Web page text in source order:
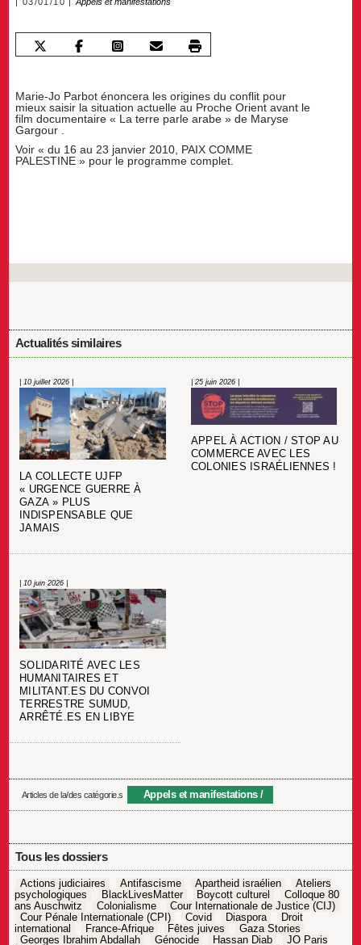
03/01/10 Appels et manifestations
Marie-Jo Parbot énoncera les origines du conflit pour
mieux saisir la situation actuelle au Proche Orient avant le
film documentaire « La terre parle arabe » de Maryse
Gargour .
Voir « du 16 au 23 janvier 2010, PAIX COMME
PALESTINE » pour le programme complet.
Actualités similaires
| 10 juillet 2026 |
LA COLLECTE UJFP
« URGENCE GUERRE À
GAZA » PLUS
INDISPENSABLE QUE
JAMAIS
| 25 juin 2026 |
APPEL À ACTION / STOP AU
COMMERCE AVEC LES
COLONIES ISRAÉLIENNES !
| 10 juin 2026 |
SOLIDARITÉ AVEC LES
HUMANITAIRES ET
MILITANT.ES DU CONVOI
TERRESTRE SUMUD,
ARRÊTÉ.ES EN LIBYE
Articles de la/des catégorie.s Appels et manifestations
Tous les dossiers
Actions judiciaires Antifascisme Apartheid israélien
Ateliers
psychologiques
BlackLivesMatter Boycott culturel
Colloque 80
ans Auschwitz
Colonialisme
Cour Internationale de Justice (CIJ)
Cour Pénale Internationale (CPI)
Covid Diaspora
Droit
international
France-Afrique Fêtes juives
Gaza Stories
Georges Ibrahim Abdallah
Génocide Hassan Diab
JO Paris